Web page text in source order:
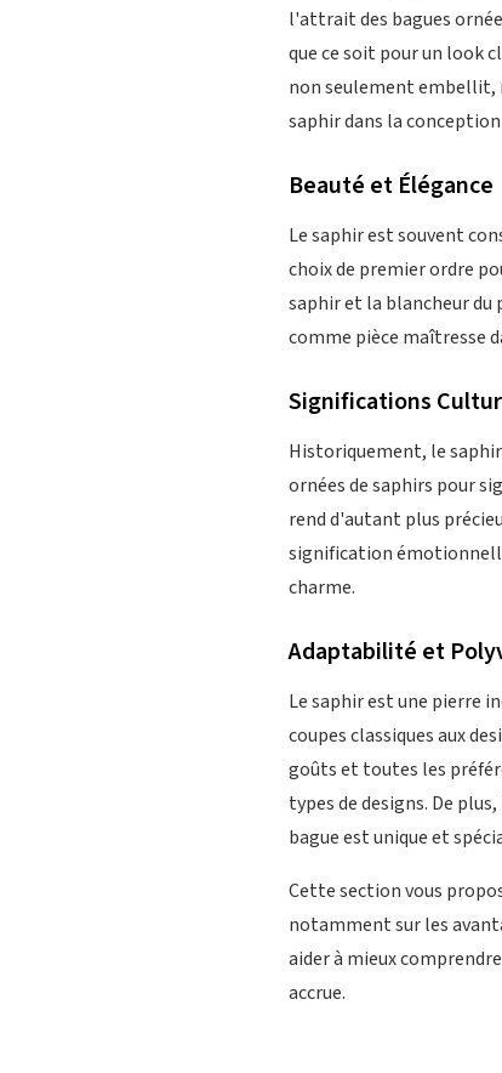
l'attrait des bagues
que ce soit pour un look
non seulement embellit,
saphir dans la
Beauté et Élégance
Le saphir est souvent
choix de premier ordre
saphir et la blancheur
comme pièce maîtresse
Significations
Historiquement, le
ornées de saphirs pour
rend d'autant plus
signification
charme.
Adaptabilité et
Le saphir est une pierre
coupes classiques aux
goûts et toutes les
types de designs. De
bague est unique et
Cette section vous
notamment sur les
aider à mieux
accrue.